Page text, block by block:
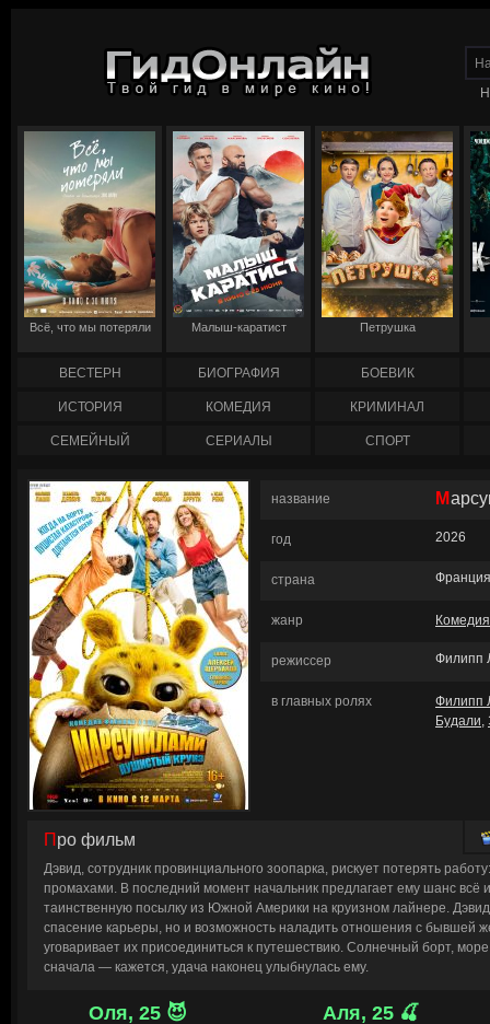
Всё, что мы потеряли Малыш-каратист Петрушка
ВЕСТЕРН БИОГРАФИЯ БОЕВИК
ИСТОРИЯ КОМЕДИЯ КРИМИНАЛ
СЕМЕЙНЫЙ СЕРИАЛЫ СПОРТ
название
год 2026
страна
жанр Комедия
режиссер Филипп
в главных ролях
Филипп
Будали,
Про фильм
Дэвид, сотрудник провинциального зоопарка, рискует потерять
промахами. В последний момент начальник предлагает ему шанс всё
таинственную посылку из Южной Америки на круизном лайнере. Дэвид
спасение карьеры, но и возможность наладить отношения с бывшей
уговаривает их присоединиться к путешествию. Солнечный борт,
сначала — кажется, удача наконец улыбнулась ему.
Всё меняется в один миг: коллега Дэвида Стефан из любопытства
Оля, 25 😈 Аля, 25 🍒